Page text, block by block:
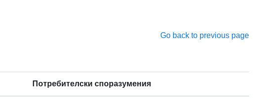
Go back to previous page
Потребителски споразумения